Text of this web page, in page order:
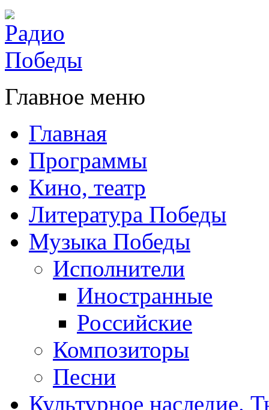
Главное меню
Главная
Программы
Кино, театр
Литература Победы
Музыка Победы
Исполнители
Иностранные
Российские
Композиторы
Песни
Культурное наследие.